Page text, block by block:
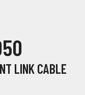
LINK CABLE